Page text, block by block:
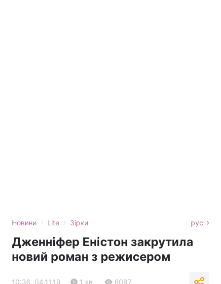
Новини › Lite › Зірки рус
Дженніфер Еністон закрутила
новий роман з режисером
10:36, 04.11.19 1 хв. 6097